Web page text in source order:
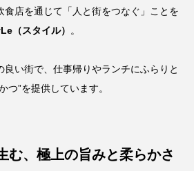
食店を通じて「人と街をつなぐ」ことを
（スタイル） 。
良い街で、仕事帰りやランチにふらりと
つ”を提供しています。
む、極上の旨みと柔らかさ